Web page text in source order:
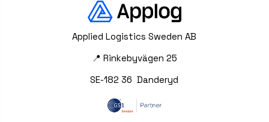
Applied Logistics Sweden AB
📍 Rinkebyvägen 25
SE-182 36 Danderyd